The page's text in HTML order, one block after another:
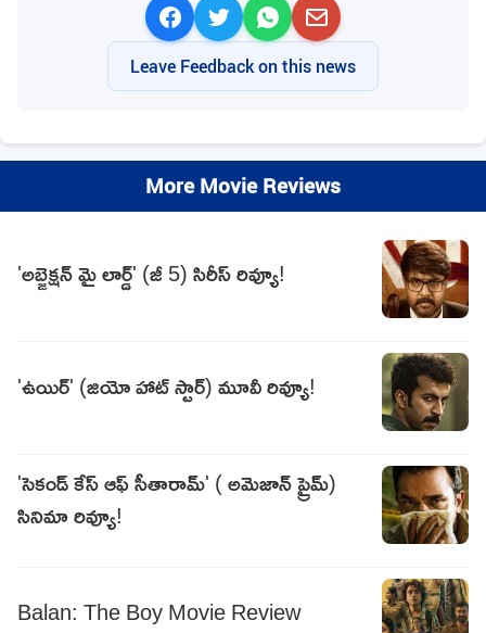
Leave Feedback on this news
More Movie Reviews
'అబ్జెక్షన్ మై లార్డ్' (జీ 5) సిరీస్ రివ్యూ!
'ఉయిర్' (జియో హాట్ స్టార్) మూవీ రివ్యూ!
'సెకండ్ కేస్ ఆఫ్ సీతారామ్' ( అమెజాన్ ప్రైమ్)
సినిమా రివ్యూ!
Balan: The Boy Movie Review